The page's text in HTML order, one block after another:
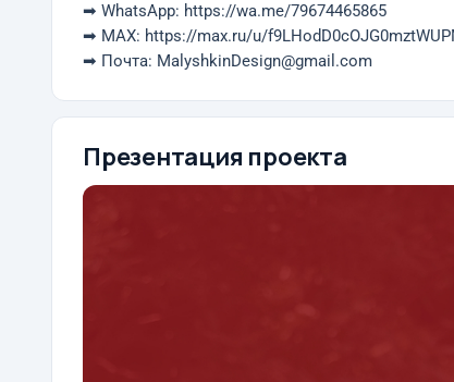
➡ WhatsApp: https://wa.me/79674465865
➡ MAX: https://max.ru/u/
➡ Почта: MalyshkinDesign@gmail.com
Презентация проекта